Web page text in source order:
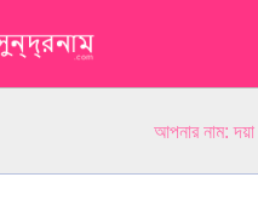
আপনার নাম: